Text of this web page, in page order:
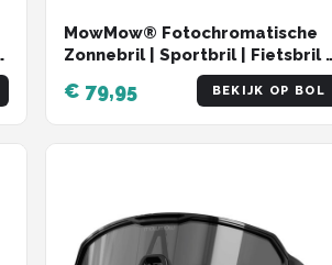
MowMow® Fotochromatische
Zonnebril | Sportbril | Fietsbril |
Wintersport | LuxaLens |
SuperHero-004
€ 79,95 BEKIJK OP BOL